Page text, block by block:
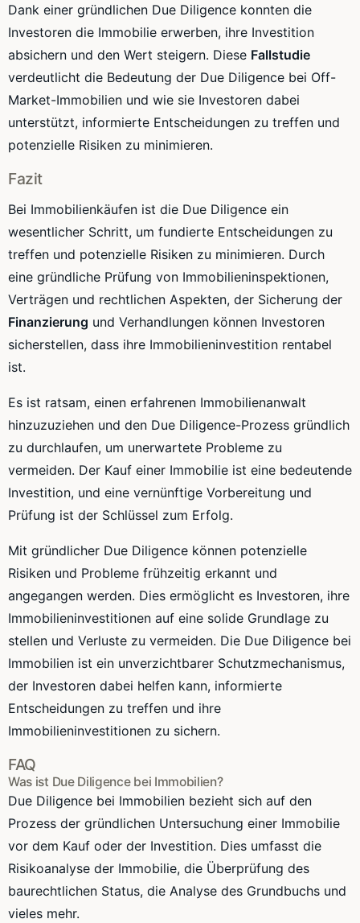
Dank einer gründlichen Due Diligence konnten die
Investoren die Immobilie erwerben, ihre Investition
absichern und den Wert steigern. Diese Fallstudie
verdeutlicht die Bedeutung der Due Diligence bei Off-
Market-Immobilien und wie sie Investoren dabei
unterstützt, informierte Entscheidungen zu treffen und
potenzielle Risiken zu minimieren.
Fazit
Bei Immobilienkäufen ist die Due Diligence ein
wesentlicher Schritt, um fundierte Entscheidungen zu
treffen und potenzielle Risiken zu minimieren. Durch
eine gründliche Prüfung von Immobilieninspektionen,
Verträgen und rechtlichen Aspekten, der Sicherung der
Finanzierung und Verhandlungen können Investoren
sicherstellen, dass ihre Immobilieninvestition rentabel
ist.
Es ist ratsam, einen erfahrenen Immobilienanwalt
hinzuzuziehen und den Due Diligence-Prozess gründlich
zu durchlaufen, um unerwartete Probleme zu
vermeiden. Der Kauf einer Immobilie ist eine bedeutende
Investition, und eine vernünftige Vorbereitung und
Prüfung ist der Schlüssel zum Erfolg.
Mit gründlicher Due Diligence können potenzielle
Risiken und Probleme frühzeitig erkannt und
angegangen werden. Dies ermöglicht es Investoren, ihre
Immobilieninvestitionen auf eine solide Grundlage zu
stellen und Verluste zu vermeiden. Die Due Diligence bei
Immobilien ist ein unverzichtbarer Schutzmechanismus,
der Investoren dabei helfen kann, informierte
Entscheidungen zu treffen und ihre
Immobilieninvestitionen zu sichern.
FAQ
Was ist Due Diligence bei Immobilien?
Due Diligence bei Immobilien bezieht sich auf den
Prozess der gründlichen Untersuchung einer Immobilie
vor dem Kauf oder der Investition. Dies umfasst die
Risikoanalyse der Immobilie, die Überprüfung des
baurechtlichen Status, die Analyse des Grundbuchs und
vieles mehr.